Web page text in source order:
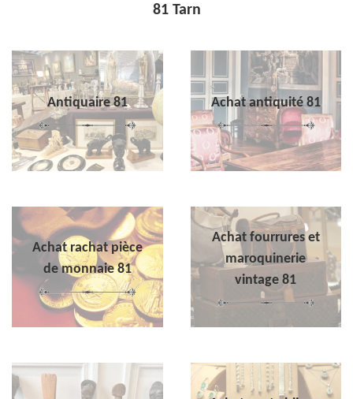
81 Tarn
Antiquaire 81 Achat antiquité 81
Achat rachat pièce
de monnaie 81
Achat fourrures et
maroquinerie
vintage 81